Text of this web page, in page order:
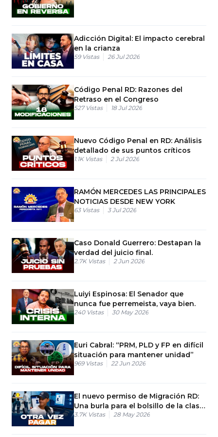
Adicción Digital: El impacto cerebral
en la crianza
59 Vistas 26 Jul 2026
Código Penal RD: Razones del
Retraso en el Congreso
527 Vistas 18 Jul 2026
Nuevo Código Penal en RD: Análisis
detallado de sus puntos críticos
1.1K Vistas 2 Jul 2026
RAMÓN MERCEDES LAS PRINCIPALES
NOTICIAS DESDE NEW YORK
63 Vistas 3 Jul 2026
Caso Donald Guerrero: Destapan la
verdad del juicio final.
2.7K Vistas 2 Jun 2026
Luiyi Espinosa: El Senador que
nunca fue perremeista, vaya bien.
240 Vistas 30 May 2026
Euri Cabral: “PRM, PLD y FP en difícil
situación para mantener unidad”
969 Vistas 22 Jun 2026
El nuevo permiso de Migración RD:
Una burla para el bolsillo de la clase
media
3.7K Vistas 28 May 2026